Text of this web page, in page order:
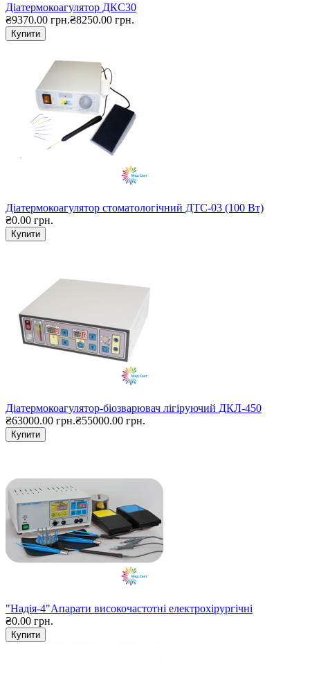
Діатермокоагулятор ДКС30
₴9370.00 грн.₴8250.00 грн.
Купити
Діатермокоагулятор стоматологічний ДТС-03 (100 Вт)
₴0.00 грн.
Купити
Діатермокоагулятор-біозварювач лігіруючий ДКЛ-450
₴63000.00 грн.₴55000.00 грн.
Купити
"Надія-4"Апарати високочастотні електрохірургічні
₴0.00 грн.
Купити